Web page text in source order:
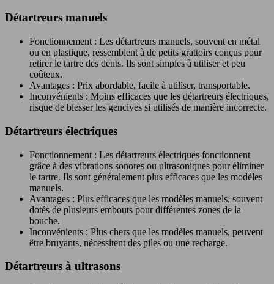
Détartreurs manuels
Fonctionnement : Les détartreurs manuels, souvent en métal
ou en plastique, ressemblent à de petits grattoirs conçus pour
retirer le tartre des dents. Ils sont simples à utiliser et peu
coûteux.
Avantages : Prix abordable, facile à utiliser, transportable.
Inconvénients : Moins efficaces que les détartreurs électriques,
risque de blesser les gencives si utilisés de manière incorrecte.
Détartreurs électriques
Fonctionnement : Les détartreurs électriques fonctionnent
grâce à des vibrations sonores ou ultrasoniques pour éliminer
le tartre. Ils sont généralement plus efficaces que les modèles
manuels.
Avantages : Plus efficaces que les modèles manuels, souvent
dotés de plusieurs embouts pour différentes zones de la
bouche.
Inconvénients : Plus chers que les modèles manuels, peuvent
être bruyants, nécessitent des piles ou une recharge.
Détartreurs à ultrasons